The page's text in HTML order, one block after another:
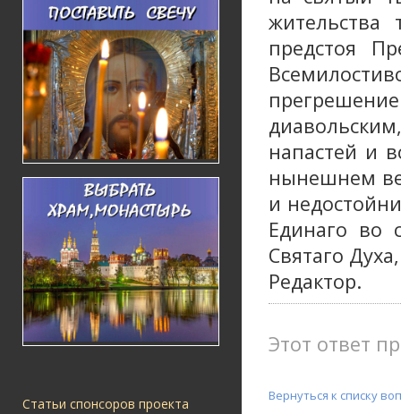
Статьи спонсоров проекта
предстоя
напастей и
нынешнем
и
Единаго во
Святаго
Редактор.
Этот ответ
Вернуться к списку